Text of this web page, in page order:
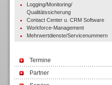
Logging/Monitoring/
Qualitätssicherung
Contact Center u. CRM Software
Workforce-Management
Mehrwertdienste/Servicenummern
Termine
Partner